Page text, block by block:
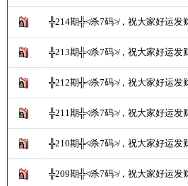
╬214期╬≮杀7码≯，祝大家好运发
╬213期╬≮杀7码≯，祝大家好运发
╬212期╬≮杀7码≯，祝大家好运发
╬211期╬≮杀7码≯，祝大家好运发
╬210期╬≮杀7码≯，祝大家好运发
╬209期╬≮杀7码≯，祝大家好运发